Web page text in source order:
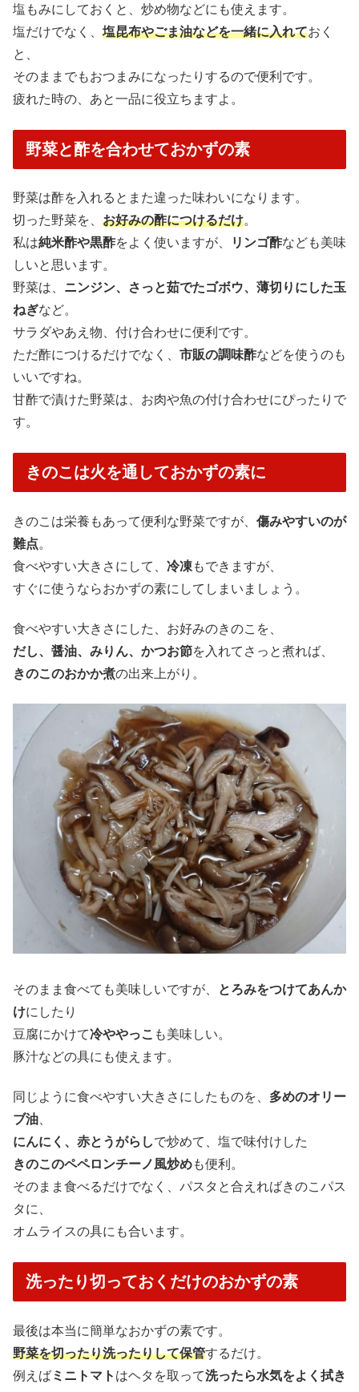
塩もみにしておくと、炒め物などにも使えます。
塩だけでなく、 塩昆布やごま油などを一緒に入れておく
と、
そのままでもおつまみになったりするので便利です。
疲れた時の、あと一品に役立ちますよ。
野菜と酢を合わせておかずの素
野菜は酢を入れるとまた違った味わいになります。
切った野菜を、 お好みの酢につけるだけ。
私は純米酢や黒酢をよく使いますが、 リンゴ酢なども美味
しいと思います。
野菜は、 ニンジン、さっと茹でたゴボウ、薄切りにした玉
ねぎなど。
サラダやあえ物、付け合わせに便利です。
ただ酢につけるだけでなく、 市販の調味酢などを使うのも
いいですね。
甘酢で漬けた野菜は、お肉や魚の付け合わせにぴったりで
す。
きのこは火を通しておかずの素に
きのこは栄養もあって便利な野菜ですが、 傷みやすいのが
難点。
食べやすい大きさにして、 冷凍もできますが、
すぐに使うならおかずの素にしてしまいましょう。
食べやすい大きさにした、お好みのきのこを、
だし、醤油、みりん、かつお節を入れてさっと煮れば、
きのこのおかか煮の出来上がり。
そのまま食べても美味しいですが、
とろみをつけてあんか
けにしたり
豆腐にかけて冷ややっこ も美味しい。
豚汁などの具にも使えます。
同じように食べやすい大きさにしたものを、 多めのオリー
ブ油
にんにく、赤とうがらしで炒めて、塩で味付けした
きのこのペペロンチーノ風炒めも便利。
そのまま食べるだけでなく、パスタと合えればきのこパス
タに、
オムライスの具にも合います。
洗ったり切っておくだけのおかずの素
最後は本当に簡単なおかずの素です。
野菜を切ったり洗ったりして保管するだけ。
例えばミニトマト はヘタを取って洗ったら水気をよく拭き